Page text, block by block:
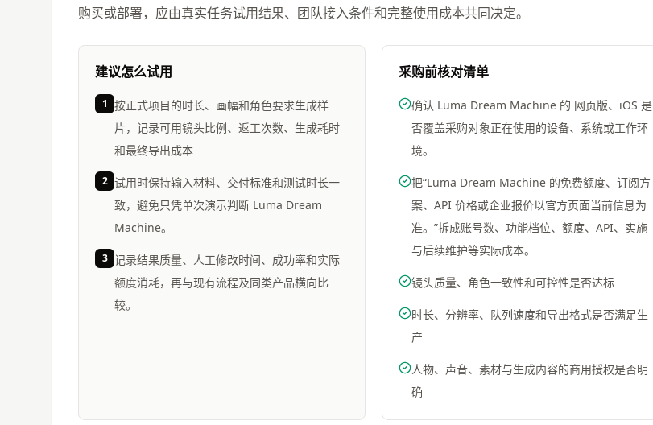
购买或部署，应由真实任务试用结果、团队接入条件和完整使用成本共同决定。
建议怎么试用
1 按正式项目的时长、画幅和角色要求生成样
片，记录可用镜头比例、返工次数、生成耗时
和最终导出成本
2 试用时保持输入材料、交付标准和测试时长一
致，避免只凭单次演示判断 Luma Dream
Machine。
3 记录结果质量、人工修改时间、成功率和实际
额度消耗，再与现有流程及同类产品横向比
较。
采购前核对清单
确认 Luma Dream Machine 的 网页版、iOS 是
否覆盖采购对象正在使用的设备、系统或工作环
境。
把“Luma Dream Machine 的免费额度、订阅方
案、API 价格或企业报价以官方页面当前信息为
准。”拆成账号数、功能档位、额度、API、实施
与后续维护等实际成本。
镜头质量、角色一致性和可控性是否达标
时长、分辨率、队列速度和导出格式是否满足生
产
人物、声音、素材与生成内容的商用授权是否明
确